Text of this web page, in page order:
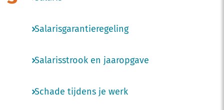
Salarisgarantieregeling
Salarisstrook en jaaropgave
Schade tijdens je werk